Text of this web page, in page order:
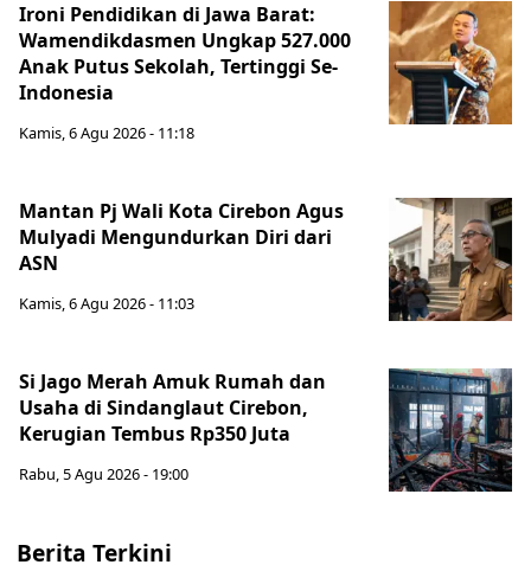
Ironi Pendidikan di Jawa Barat:
Wamendikdasmen Ungkap 527.000
Anak Putus Sekolah, Tertinggi Se-
Indonesia
Kamis, 6 Agu 2026 - 11:18
Mantan Pj Wali Kota Cirebon Agus
Mulyadi Mengundurkan Diri dari
ASN
Kamis, 6 Agu 2026 - 11:03
Si Jago Merah Amuk Rumah dan
Usaha di Sindanglaut Cirebon,
Kerugian Tembus Rp350 Juta
Rabu, 5 Agu 2026 - 19:00
Berita Terkini